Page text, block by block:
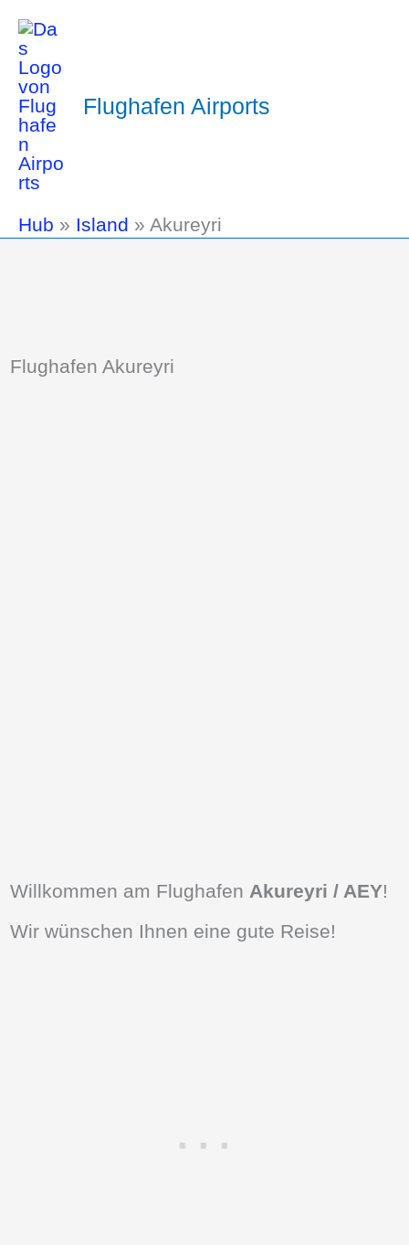
Flughafen Airports
Hub » Island » Akureyri
Flughafen Akureyri
Willkommen am Flughafen Akureyri / AEY!
Wir wünschen Ihnen eine gute Reise!